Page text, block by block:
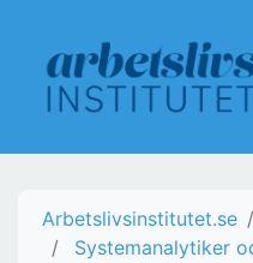
Arbetslivsinstitutet.se
Systemanalytiker